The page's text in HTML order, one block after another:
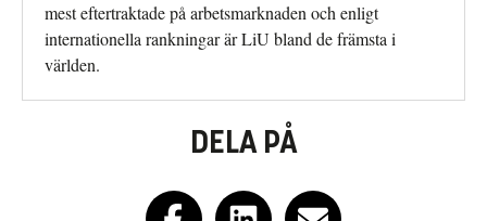
mest eftertraktade på arbetsmarknaden och enligt
internationella rankningar är LiU bland de främsta i
världen.
DELA PÅ